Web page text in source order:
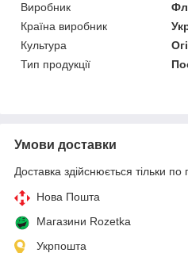
Виробник
Країна виробник
Культура
Тип продукції
Умови доставки
Доставка здійснюється тільки по
Нова Пошта
Магазини Rozetka
Укрпошта